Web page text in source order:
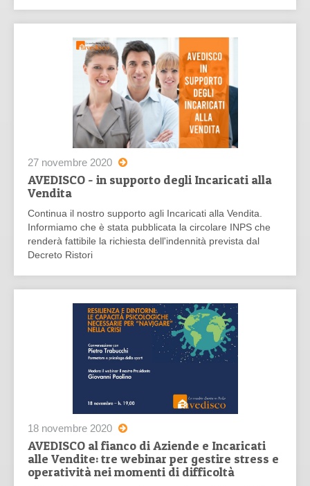
27 novembre 2020
AVEDISCO - in supporto degli Incaricati alla
Vendita
Continua il nostro supporto agli Incaricati alla Vendita.
Informiamo che è stata pubblicata la circolare INPS che
renderà fattibile la richiesta dell'indennità prevista dal
Decreto Ristori
18 novembre 2020
AVEDISCO al fianco di Aziende e Incaricati
alle Vendite: tre webinar per gestire stress e
operatività nei momenti di difficoltà